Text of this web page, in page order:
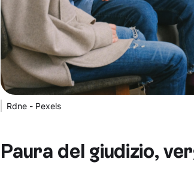
Rdne - Pexels
Paura del giudizio,